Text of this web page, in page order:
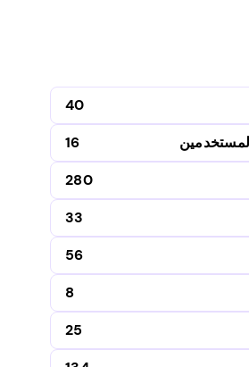
40
16
280
33
56
8
25